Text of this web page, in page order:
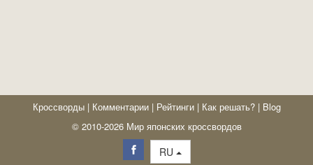
Кроссворды | Комментарии | Рейтинги | Как решать? | Blog
© 2010-2026 Мир японских кроссвордов
RU